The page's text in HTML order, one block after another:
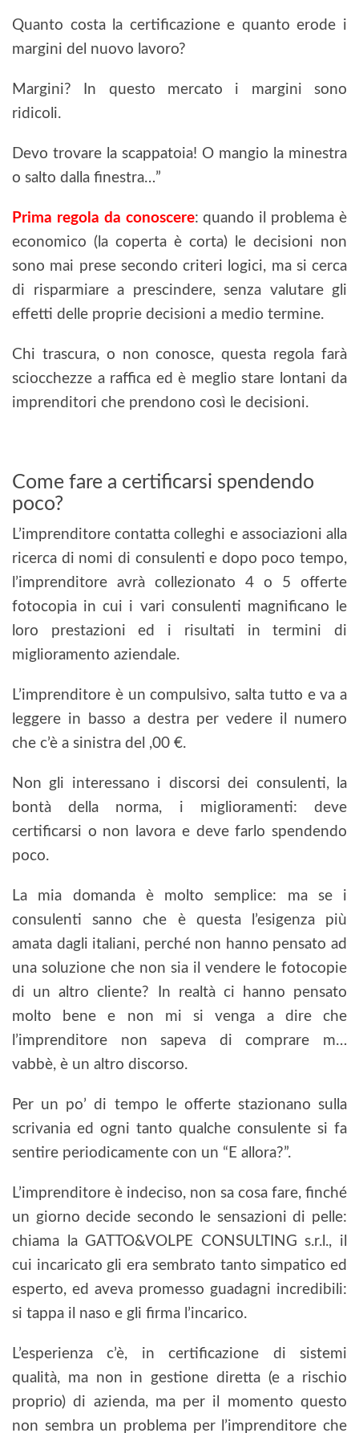
Quanto costa la certificazione e quanto erode i
margini del nuovo lavoro?
Margini? In questo mercato i margini sono
ridicoli.
Devo trovare la scappatoia! O mangio la minestra
o salto dalla finestra…”
Prima regola da conoscere: quando il problema è
economico (la coperta è corta) le decisioni non
sono mai prese secondo criteri logici, ma si cerca
di risparmiare a prescindere, senza valutare gli
effetti delle proprie decisioni a medio termine.
Chi trascura, o non conosce, questa regola farà
sciocchezze a raffica ed è meglio stare lontani da
imprenditori che prendono così le decisioni.
Come fare a certificarsi spendendo
poco?
L’imprenditore contatta colleghi e associazioni alla
ricerca di nomi di consulenti e dopo poco tempo,
l’imprenditore avrà collezionato 4 o 5 offerte
fotocopia in cui i vari consulenti magnificano le
loro prestazioni ed i risultati in termini di
miglioramento aziendale.
L’imprenditore è un compulsivo, salta tutto e va a
leggere in basso a destra per vedere il numero
che c’è a sinistra del ,00 €.
Non gli interessano i discorsi dei consulenti, la
bontà della norma, i miglioramenti: deve
certificarsi o non lavora e deve farlo spendendo
poco.
La mia domanda è molto semplice: ma se i
consulenti sanno che è questa l’esigenza più
amata dagli italiani, perché non hanno pensato ad
una soluzione che non sia il vendere le fotocopie
di un altro cliente? In realtà ci hanno pensato
molto bene e non mi si venga a dire che
l’imprenditore non sapeva di comprare m…
vabbè, è un altro discorso.
Per un po’ di tempo le offerte stazionano sulla
scrivania ed ogni tanto qualche consulente si fa
sentire periodicamente con un “E allora?”.
L’imprenditore è indeciso, non sa cosa fare, finché
un giorno decide secondo le sensazioni di pelle:
chiama la GATTO&VOLPE CONSULTING s.r.l., il
cui incaricato gli era sembrato tanto simpatico ed
esperto, ed aveva promesso guadagni incredibili:
si tappa il naso e gli firma l’incarico.
L’esperienza c’è, in certificazione di sistemi
qualità, ma non in gestione diretta (e a rischio
proprio) di azienda, ma per il momento questo
non sembra un problema per l’imprenditore che